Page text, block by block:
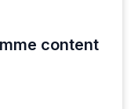
content